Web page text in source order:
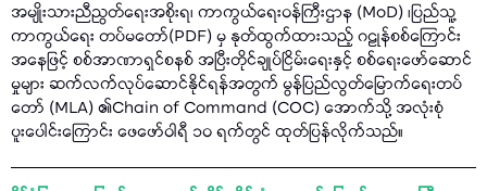
အမျိုးသားညီညွတ်ရေးအစိုးရ၊ ကာကွယ်ရေးဝန်ကြီးဌာန (MoD) ၊ပြည်သူ့
ကာကွယ်ရေး တပ်မတော်(PDF) မှ နုတ်ထွက်ထားသည့် ဂဠုန်စစ်ကြောင်း
အနေဖြင့် စစ်အာဏာရှင်စနစ် အပြီးတိုင်ချုပ်ငြိမ်းရေးနှင့် စစ်ရေးဖော်ဆောင်
မှုများ ဆက်လက်လုပ်ဆောင်နိုင်ရန်အတွက် မွန်ပြည်လွတ်မြောက်ရေးတပ်
တော် (MLA) ၏Chain of Command (COC) အောက်သို့ အလုံးစုံ
ပူးပေါင်းကြောင်း ဖေဖော်ဝါရီ ၁၀ ရက်တွင် ထုတ်ပြန်လိုက်သည်။